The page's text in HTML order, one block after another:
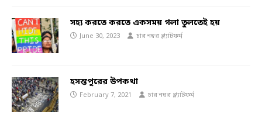
সহ্য করতে করতে একসময় গলা তুলতেই হয়
June 30, 2023 চার নম্বর প্ল্যাটফর্ম
হসন্তপুরের উপকথা
February 7, 2021 চার নম্বর প্ল্যাটফর্ম